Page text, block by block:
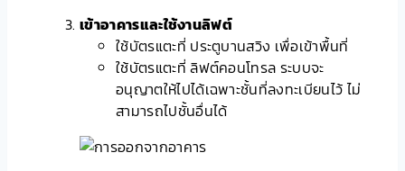
เข้าอาคารและใช้งานลิฟต์
ใช้บัตรแตะที่ ประตูบานสวิง เพื่อเข้าพื้นที่
ใช้บัตรแตะที่ ลิฟต์คอนโทรล ระบบจะ
อนุญาตให้ไปได้เฉพาะชั้นที่ลงทะเบียนไว้ ไม่
สามารถไปชั้นอื่นได้